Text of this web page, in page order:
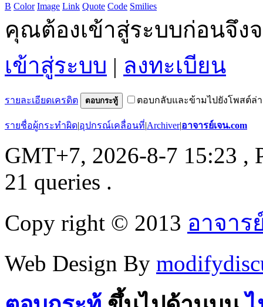
B Color Image Link Quote Code Smilies
คุณต้องเข้าสู่ระบบก่อนจึง
เข้าสู่ระบบ | ลงทะเบียน
รายละเอียดเครดิต ตอบกระทู้ ตอบกลับและข้ามไปยังโพสต์ล่
รายชื่อผู้กระทำผิด|อุปกรณ์เคลื่อนที่|Archiver|อาจารย์เจน.com
GMT+7, 2026-8-7 15:23 ,
21 queries .
Copy right © 2013 อาจาร
Web Design By